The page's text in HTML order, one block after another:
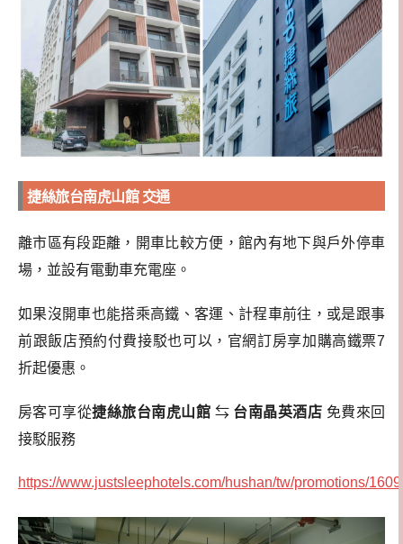
捷絲旅台南虎山館 交通
離市區有段距離，開車比較方便，館內有地下與戶外停車
場，並設有電動車充電座。
如果沒開車也能搭乘高鐵、客運、計程車前往，或是跟事
前跟飯店預約付費接駁也可以，官網訂房享加購高鐵票7
折起優惠。
房客可享從捷絲旅台南虎山館 ⇆ 台南晶英酒店 免費來回
接駁服務
https://www.justsleephotels.com/hushan/tw/promotions/1609